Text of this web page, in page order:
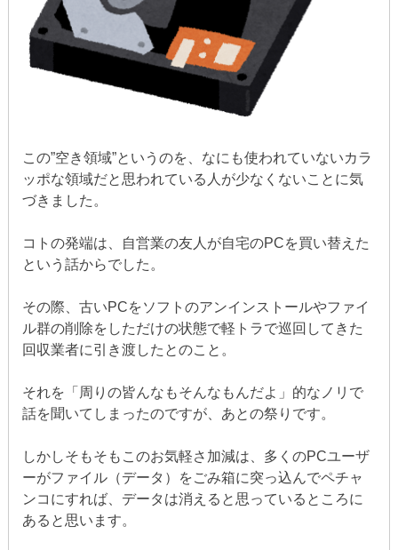
この”空き領域”というのを、なにも使われていないカラ
ッポな領域だと思われている人が少なくないことに気
づきました。
コトの発端は、自営業の友人が自宅のPCを買い替えた
という話からでした。
その際、古いPCをソフトのアンインストールやファイ
ル群の削除をしただけの状態で軽トラで巡回してきた
回収業者に引き渡したとのこと。
それを「周りの皆んなもそんなもんだよ」的なノリで
話を聞いてしまったのですが、あとの祭りです。
しかしそもそもこのお気軽さ加減は、多くのPCユーザ
ーがファイル（データ）をごみ箱に突っ込んでペチャ
ンコにすれば、データは消えると思っているところに
あると思います。